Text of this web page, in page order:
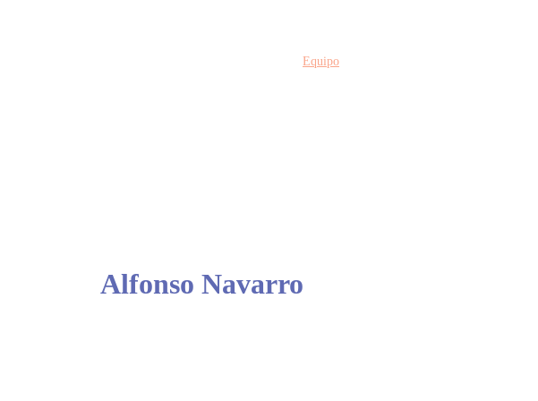
Equipo
Alfonso Navarro